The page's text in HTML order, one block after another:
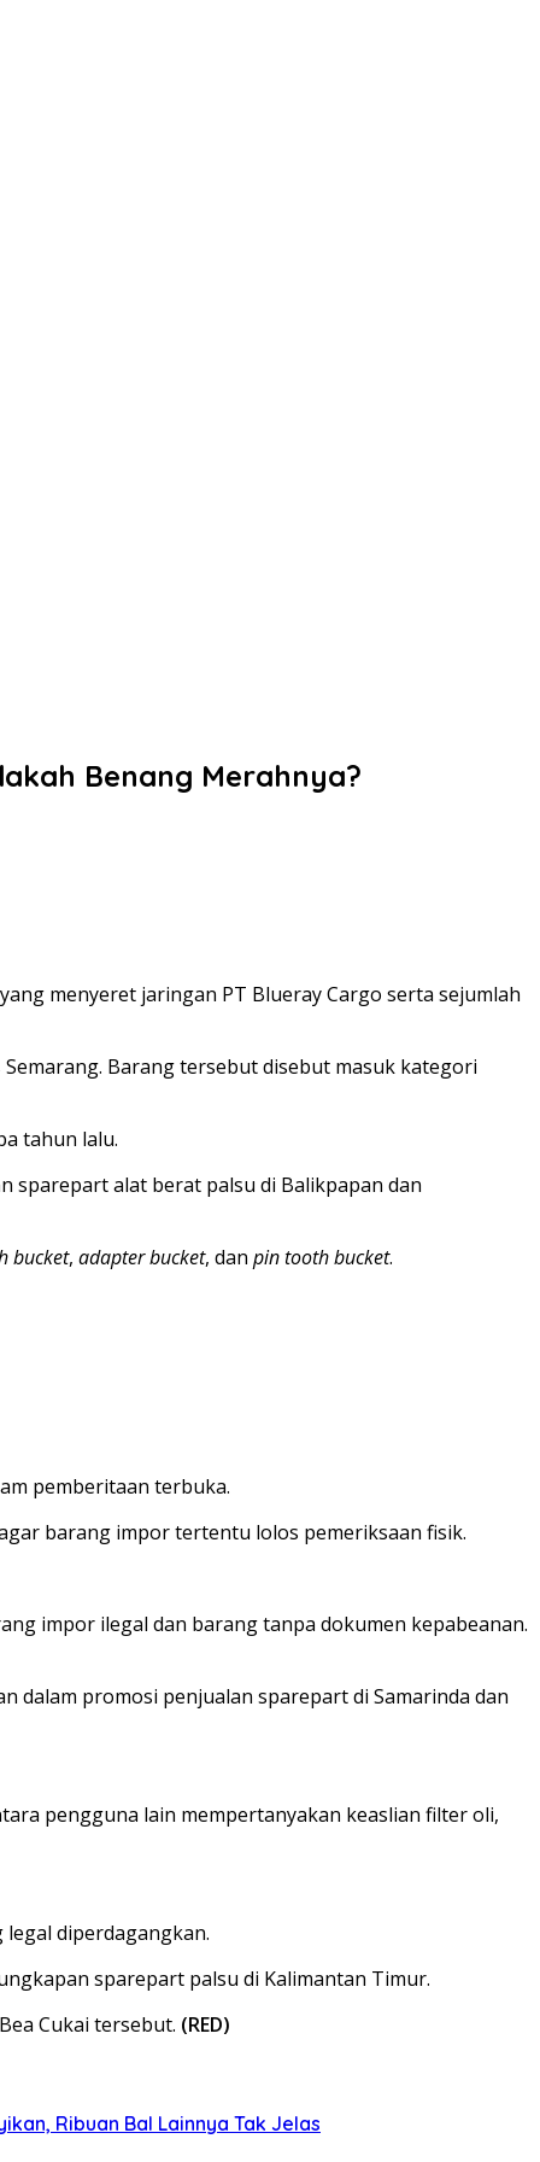
Benang Merahnya?
menyeret jaringan PT Blueray Cargo serta sejumlah
Barang tersebut disebut masuk kategori
tahun lalu.
sparepart alat berat palsu di Balikpapan dan
bucket, adapter bucket, dan pin tooth bucket.
pemberitaan terbuka.
barang impor tertentu lolos pemeriksaan fisik.
impor ilegal dan barang tanpa dokumen kepabeanan.
dalam promosi penjualan sparepart di Samarinda dan
pengguna lain mempertanyakan keaslian filter oli,
diperdagangkan.
sparepart palsu di Kalimantan Timur.
Cukai tersebut. (RED)
Ribuan Bal Lainnya Tak Jelas